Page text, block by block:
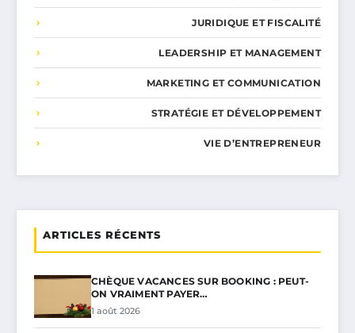
JURIDIQUE ET FISCALITÉ
LEADERSHIP ET MANAGEMENT
MARKETING ET COMMUNICATION
STRATÉGIE ET DÉVELOPPEMENT
VIE D’ENTREPRENEUR
ARTICLES RÉCENTS
CHÈQUE VACANCES SUR BOOKING : PEUT-
ON VRAIMENT PAYER…
1 août 2026